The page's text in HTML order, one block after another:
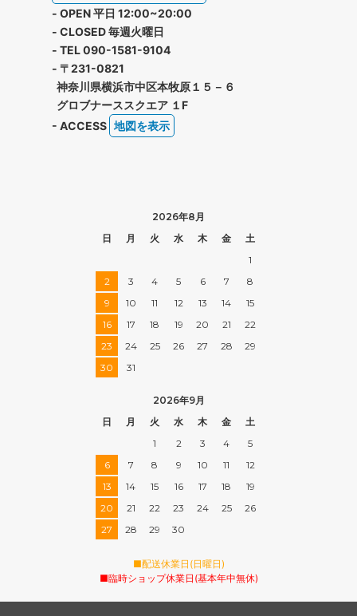
- OPEN 平日 12:00~20:00
- CLOSED 毎週火曜日
- TEL 090-1581-9104
- 〒231-0821
神奈川県横浜市中区本牧原１５－６
グロブナーススクエア １F
- ACCESS 地図を表示
2026年8月
日
月 火 水 木 金
土
1
2
3 4 5 6 7
8
9
10 11 12 13 14
15
16
17 18 19 20 21
22
23
24 25 26 27 28
29
30
31
2026年9月
日
月 火 水 木 金
土
1
2 3 4
5
6
7 8 9 10 11
12
13
14 15 16 17 18
19
20
21 22 23 24 25
26
27
28 29 30
■配送休業日(日曜日)
■臨時ショップ休業日(基本年中無休)